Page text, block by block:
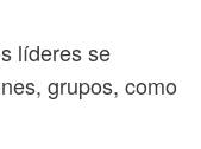
líderes se
grupos, como